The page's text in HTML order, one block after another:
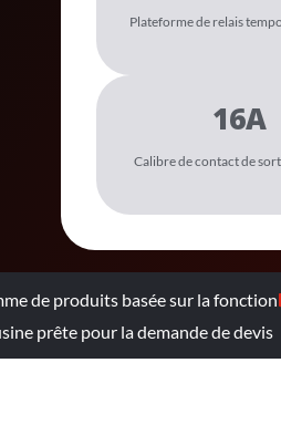
Plateforme de relais
16A
Calibre de contact de
de produits basée sur la fonction
prête pour la demande de devis